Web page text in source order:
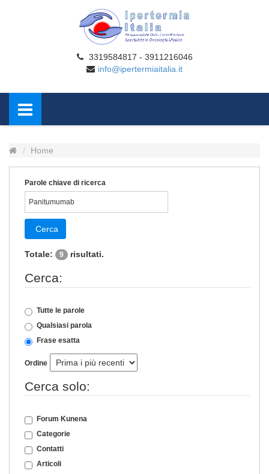
3319584817 - 3911216046
info@ipertermiaitalia.it
Home
Parole chiave di ricerca
Cerca
Totale: 9 risultati.
Cerca:
Tutte le parole
Qualsiasi parola
Frase esatta
Ordine
Cerca solo:
Forum Kunena
Categorie
Contatti
Articoli